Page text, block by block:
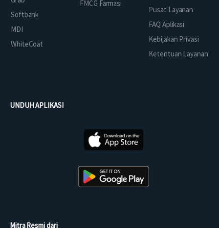
Softbank
MDI
WhiteCoat
FMCG Farmasi
Pusat Layanan
FAQ Aplikasi
Kebijakan Privasi
Ketentuan Layanan
UNDUH APLIKASI
Mitra Resmi dari